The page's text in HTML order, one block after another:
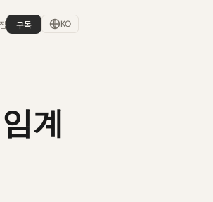
구독 KO
계